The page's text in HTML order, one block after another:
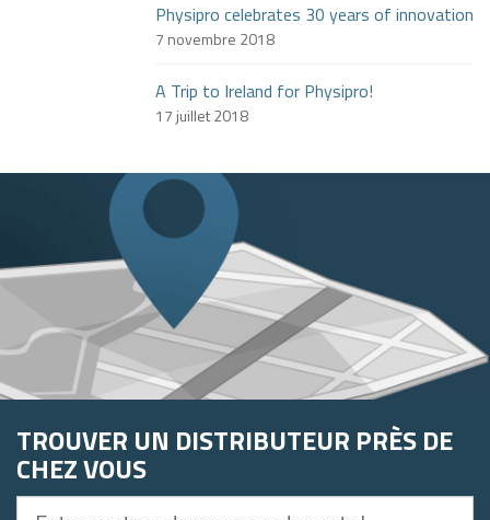
Physipro celebrates 30 years of innovation
7 novembre 2018
A Trip to Ireland for Physipro!
17 juillet 2018
TROUVER UN DISTRIBUTEUR PRÈS DE
CHEZ VOUS